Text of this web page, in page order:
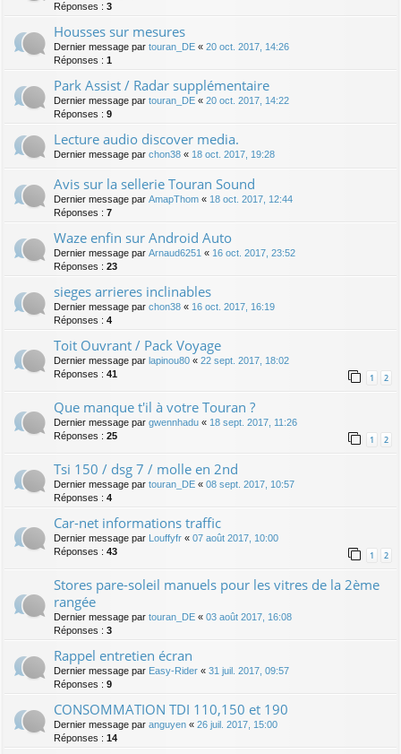
Réponses : 3
Housses sur mesures
Dernier message par touran_DE « 20 oct. 2017, 14:26
Réponses : 1
Park Assist / Radar supplémentaire
Dernier message par touran_DE « 20 oct. 2017, 14:22
Réponses : 9
Lecture audio discover media.
Dernier message par chon38 « 18 oct. 2017, 19:28
Avis sur la sellerie Touran Sound
Dernier message par AmapThom « 18 oct. 2017, 12:44
Réponses : 7
Waze enfin sur Android Auto
Dernier message par Arnaud6251 « 16 oct. 2017, 23:52
Réponses : 23
sieges arrieres inclinables
Dernier message par chon38 « 16 oct. 2017, 16:19
Réponses : 4
Toit Ouvrant / Pack Voyage
Dernier message par lapinou80 « 22 sept. 2017, 18:02
Réponses : 41 1 2
Que manque t'il à votre Touran ?
Dernier message par gwennhadu « 18 sept. 2017, 11:26
Réponses : 25 1 2
Tsi 150 / dsg 7 / molle en 2nd
Dernier message par touran_DE « 08 sept. 2017, 10:57
Réponses : 4
Car-net informations traffic
Dernier message par Louffyfr « 07 août 2017, 10:00
Réponses : 43 1 2
Stores pare-soleil manuels pour les vitres de la 2ème
rangée
Dernier message par touran_DE « 03 août 2017, 16:08
Réponses : 3
Rappel entretien écran
Dernier message par Easy-Rider « 31 juil. 2017, 09:57
Réponses : 9
CONSOMMATION TDI 110,150 et 190
Dernier message par anguyen « 26 juil. 2017, 15:00
Réponses : 14